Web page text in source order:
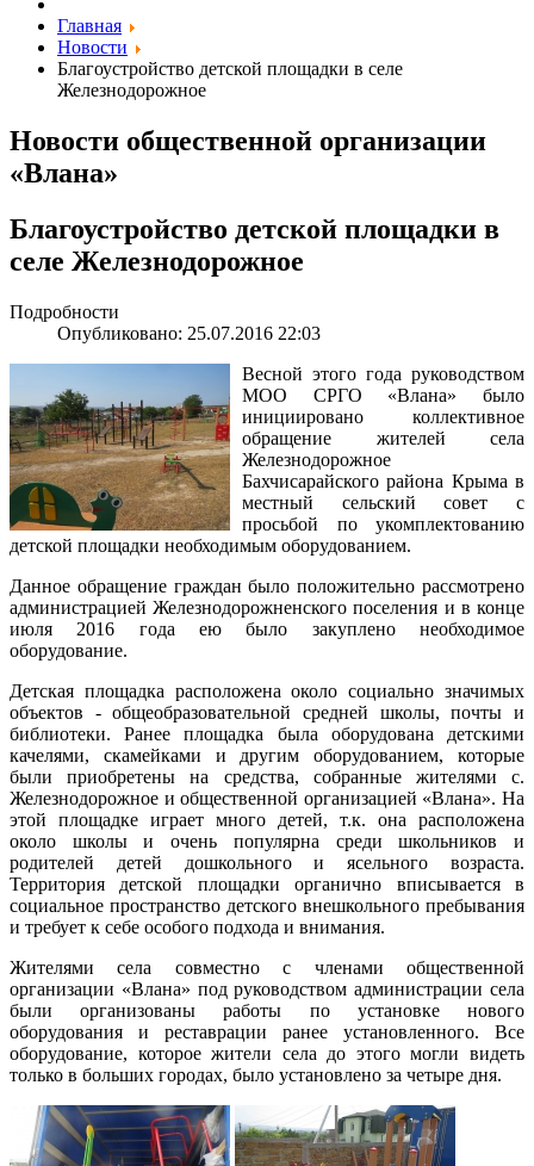
Главная
Новости
Благоустройство детской площадки в селе
Железнодорожное
Новости общественной организации
«Влана»
Благоустройство детской площадки в
селе Железнодорожное
Подробности
Опубликовано: 25.07.2016 22:03
Весной этого года руководством
МОО СРГО «Влана» было
инициировано коллективное
обращение жителей села
Железнодорожное
Бахчисарайского района Крыма в
местный сельский совет с
просьбой по укомплектованию
детской площадки необходимым оборудованием.
Данное обращение граждан было положительно рассмотрено
администрацией Железнодорожненского поселения и в конце
июля 2016 года ею было закуплено необходимое
оборудование.
Детская площадка расположена около социально значимых
объектов - общеобразовательной средней школы, почты и
библиотеки. Ранее площадка была оборудована детскими
качелями, скамейками и другим оборудованием, которые
были приобретены на средства, собранные жителями с.
Железнодорожное и общественной организацией «Влана». На
этой площадке играет много детей, т.к. она расположена
около школы и очень популярна среди школьников и
родителей детей дошкольного и ясельного возраста.
Территория детской площадки органично вписывается в
социальное пространство детского внешкольного пребывания
и требует к себе особого подхода и внимания.
Жителями села совместно с членами общественной
организации «Влана» под руководством администрации села
были организованы работы по установке нового
оборудования и реставрации ранее установленного. Все
оборудование, которое жители села до этого могли видеть
только в больших городах, было установлено за четыре дня.